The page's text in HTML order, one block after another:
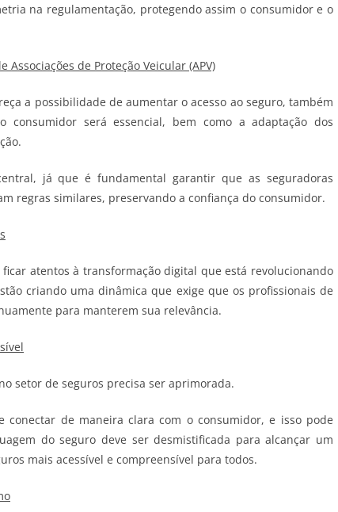
na regulamentação, protegendo assim o consumidor e o
de Proteção Veicular (APV)
a possibilidade de aumentar o acesso ao seguro, também
consumidor será essencial, bem como a adaptação dos
já que é fundamental garantir que as seguradoras
regras similares, preservando a confiança do consumidor.
atentos à transformação digital que está revolucionando
criando uma dinâmica que exige que os profissionais de
para manterem sua relevância.
setor de seguros precisa ser aprimorada.
de maneira clara com o consumidor, e isso pode
do seguro deve ser desmistificada para alcançar um
mais acessível e compreensível para todos.